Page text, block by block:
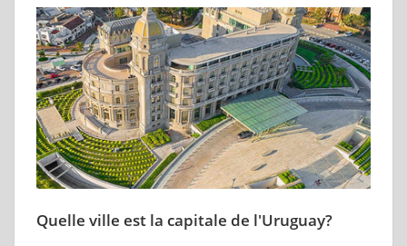
Quelle ville est la capitale de l'Uruguay?